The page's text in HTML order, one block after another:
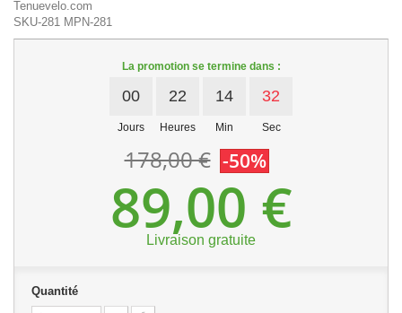
Tenuevelo.com
SKU-281 MPN-281
La promotion se termine dans :
00
Jours
22
Heures
14
Min
32
Sec
178,00 € -50%
89,00 €
Livraison gratuite
Quantité